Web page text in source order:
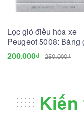
Lọc gió điều hòa xe
Peugeot 5008: Bảng
và Tư vấn A-Z
200.000₫ 250.000₫